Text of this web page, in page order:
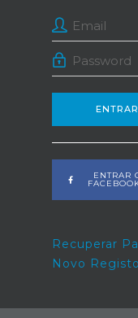
ENTRAR
ENTRAR
Recuperar
Novo Registo